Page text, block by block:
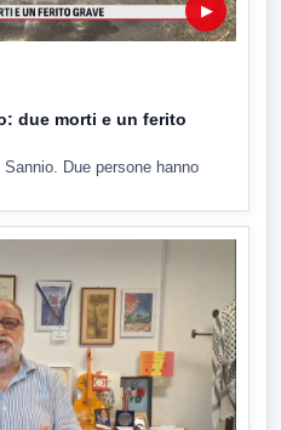
▶
due morti e un ferito
Due persone hanno